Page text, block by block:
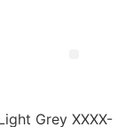
Grey XXXX-